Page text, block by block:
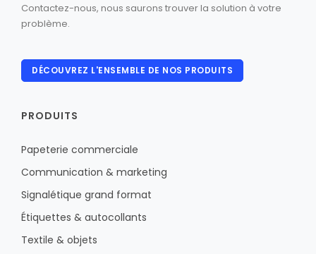
Contactez-nous, nous saurons trouver la solution à votre
problème.
DÉCOUVREZ L'ENSEMBLE DE NOS PRODUITS
PRODUITS
Papeterie commerciale
Communication & marketing
Signalétique grand format
Étiquettes & autocollants
Textile & objets